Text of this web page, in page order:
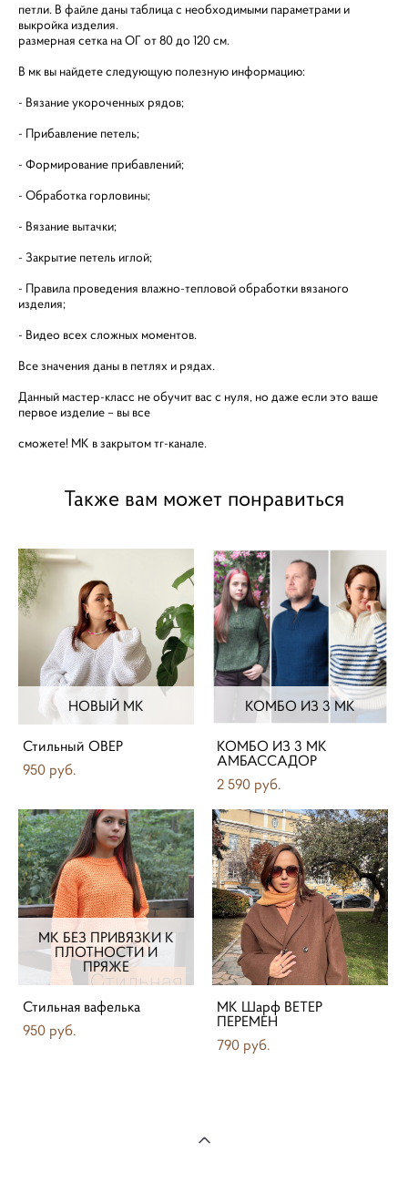
петли. В файле даны таблица с необходимыми параметрами и
выкройка изделия.
размерная сетка на ОГ от 80 до 120 см.
В мк вы найдете следующую полезную информацию:
- Вязание укороченных рядов;
- Прибавление петель;
- Формирование прибавлений;
- Обработка горловины;
- Вязание вытачки;
- Закрытие петель иглой;
- Правила проведения влажно-тепловой обработки вязаного
изделия;
- Видео всех сложных моментов.
Все значения даны в петлях и рядах.
Данный мастер-класс не обучит вас с нуля, но даже если это ваше
первое изделие – вы все
сможете! МК в закрытом тг-канале.
Также вам может понравиться
НОВЫЙ МК
Стильный ОВЕР
950 pуб.
КОМБО ИЗ 3 МК
КОМБО ИЗ 3 МК
АМБАССАДОР
2 590 pуб.
МК БЕЗ ПРИВЯЗКИ К
ПЛОТНОСТИ И
ПРЯЖЕ
Стильная вафелька
950 pуб.
МК Шарф ВЕТЕР
ПЕРЕМЕН
790 pуб.